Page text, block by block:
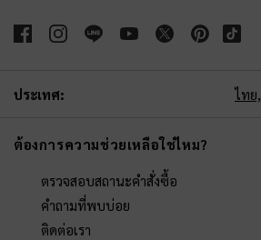
ประเทศ: ไทย,
ต้องการความช่วยเหลือใช่ไหม?
ตรวจสอบสถานะคำสั่งซื้อ
คำถามที่พบบ่อย
ติดต่อเรา